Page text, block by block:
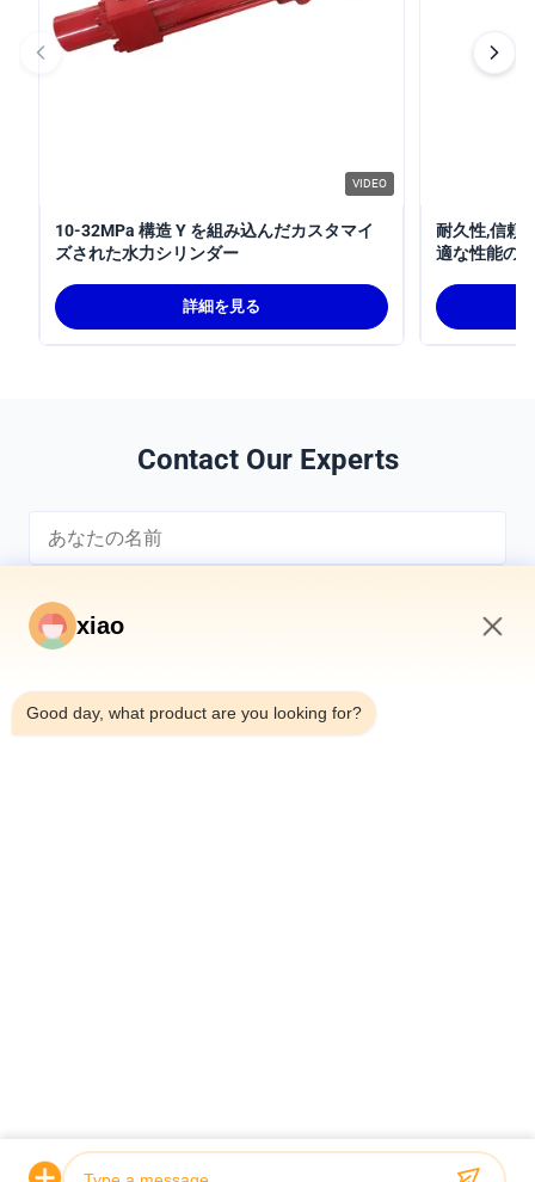
VIDEO
10-32MPa 構造 Y を組み込んだカスタマイ
ズされた水力シリンダー
詳細を見る
耐久性,信頼
適な性能の
Contact Our Experts
*
© 2026 Guoyue Hydraulic Equipment Manufacturing (jiangsu) Co., Ltd. All
xiao
Good day, what product are you looking for?